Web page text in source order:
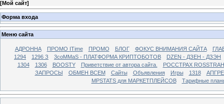
[Мой сайт]
Форма входа
Меню сайта
АДРОННА ПРОМО ITime ПРОМО БЛОГ ФОКУС ВНИМАНИЯ САЙТА
1294
1296 З 3coMMaS - ПЛАТФОРМА КРИПТОБОТОВ
DZEN - ДЗЕН - ДЗЭН
1304
1306 BOOSTY Приветствие от автора сайта.
РОССТРАХ ROSSTRAH
ЗАПРОСЫ
ОБМЕН ВСЕМ Сайты Объявления Игры 1318
MPSTATS для МАРКЕТПЛЕЙСОВ
Тарифные